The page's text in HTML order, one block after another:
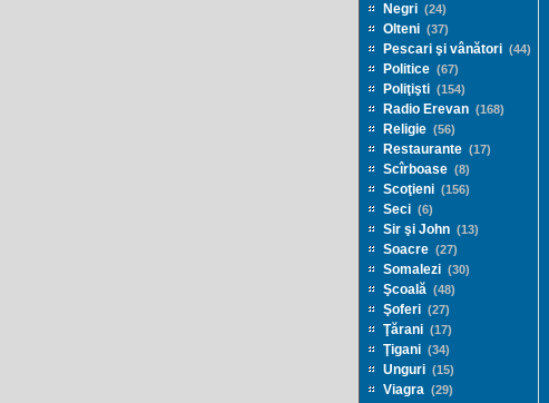
Negri (24)
Olteni (37)
Pescari şi vânători (44)
Politice (67)
Poliţişti (154)
Radio Erevan (168)
Religie (56)
Restaurante (17)
Scîrboase (8)
Scoţieni (156)
Seci (6)
Sir şi John (13)
Soacre (27)
Somalezi (30)
Şcoală (48)
Şoferi (27)
Ţărani (17)
Ţigani (34)
Unguri (15)
Viagra (29)